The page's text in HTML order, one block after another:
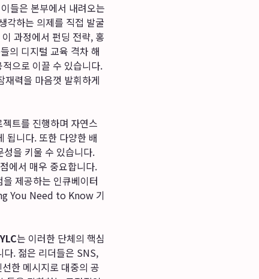
들은 본부에서 내려오는
각하는 의제를 직접 발굴
과정에서 펀딩 전략, 홍
의 디지털 교육 격차 해
으로 이끌 수 있습니다.
력을 마음껏 발휘하게
트를 진행하며 자연스
됩니다. 또한 다양한 배
을 키울 수 있습니다.
에서 매우 중요합니다.
제공하는 인큐베이터
You Need to Know 기
는 이러한 단체의 핵심
다. 젊은 리더들은 SNS,
한 메시지로 대중의 공